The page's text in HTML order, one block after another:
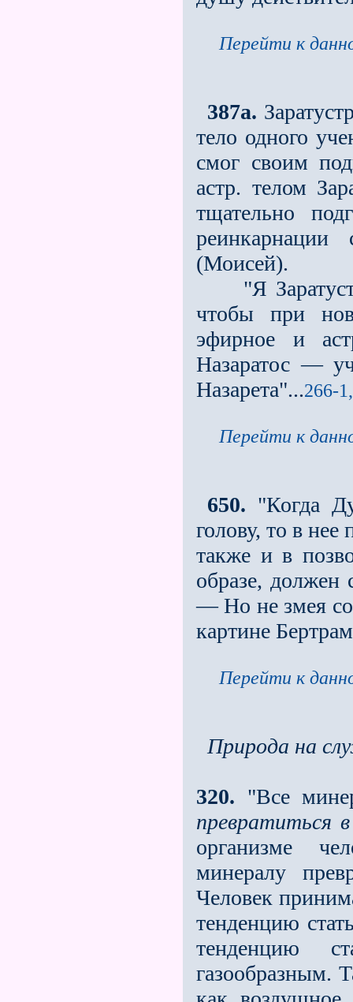
Перейти к
387a.
тело одного
смог своим
астр. телом
тщательно
(Моисей).
"Я
чтобы при
эфирное и
Назаратос —
Назарета"...266-
Перейти к
650. "Когда
голову, то в
также и в
образе, должен
— Но не змея со
картине
Перейти к
Природа на
320. "Все
превратиться
организме
минералу
Человек
тенденцию
тенденцию
газообразным.